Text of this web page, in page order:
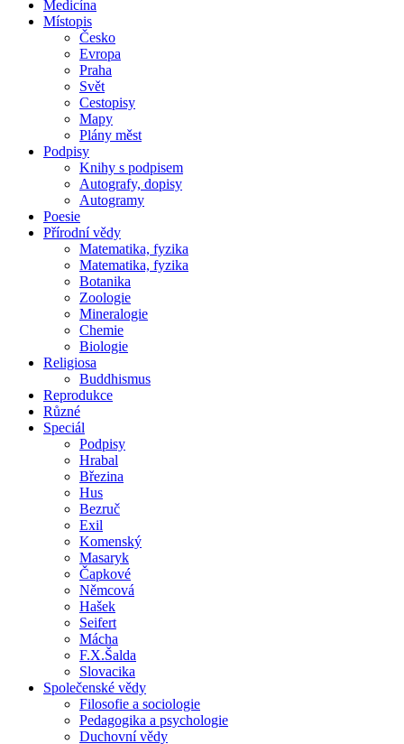
Medicína
Místopis
Česko
Evropa
Praha
Svět
Cestopisy
Mapy
Plány měst
Podpisy
Knihy s podpisem
Autografy, dopisy
Autogramy
Poesie
Přírodní vědy
Matematika, fyzika
Matematika, fyzika
Botanika
Zoologie
Mineralogie
Chemie
Biologie
Religiosa
Buddhismus
Reprodukce
Různé
Speciál
Podpisy
Hrabal
Březina
Hus
Bezruč
Exil
Komenský
Masaryk
Čapkové
Němcová
Hašek
Seifert
Mácha
F.X.Šalda
Slovacika
Společenské vědy
Filosofie a sociologie
Pedagogika a psychologie
Duchovní vědy